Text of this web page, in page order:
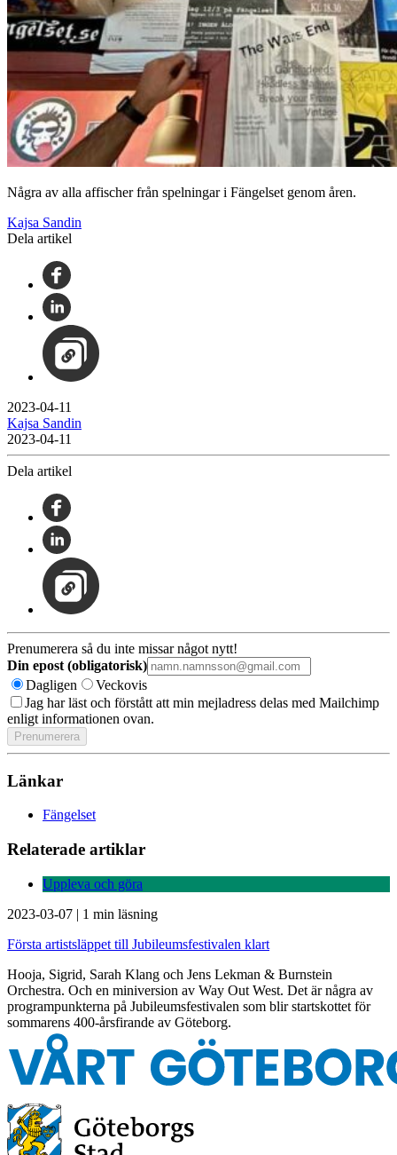
Några av alla affischer från spelningar i Fängelset genom åren.
Kajsa Sandin
Dela artikel
2023-04-11
Kajsa Sandin
2023-04-11
Dela artikel
Prenumerera så du inte missar något nytt!
Din epost (obligatorisk)
Dagligen
Veckovis
Jag har läst och förstått att min mejladress delas med Mailchimp
enligt informationen ovan.
Länkar
Fängelset
Relaterade artiklar
Uppleva och göra
2023-03-07 | 1 min läsning
Första artistsläppet till Jubileumsfestivalen klart
Hooja, Sigrid, Sarah Klang och Jens Lekman & Burnstein
Orchestra. Och en miniversion av Way Out West. Det är några av
programpunkterna på Jubileumsfestivalen som blir startskottet för
sommarens 400-årsfirande av Göteborg.